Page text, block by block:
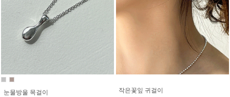
눈물방울 목걸이 작은꽃잎 귀걸이